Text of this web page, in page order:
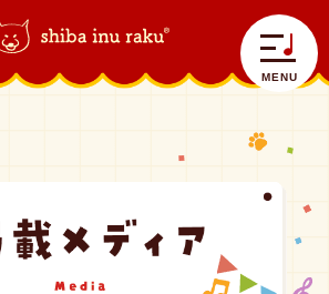
ラクラク日記
MENU
>雑誌 >関西音楽新聞